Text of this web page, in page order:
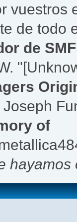
vuestros
de todo
de SMF
of